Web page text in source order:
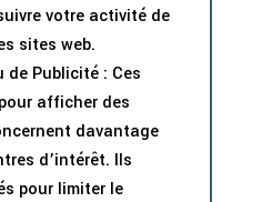
votre activité de
sites web.
de Publicité : Ces
afficher des
davantage
d’intérêt. Ils
pour limiter le